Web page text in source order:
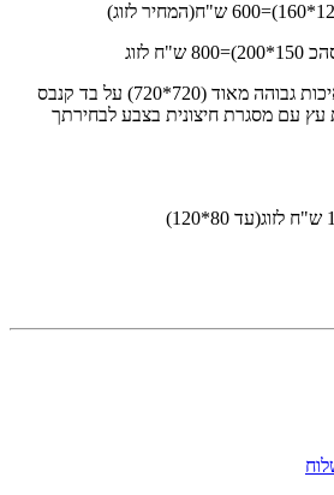
התמונות מגיעות בהדפס באיכות גבוהה מאוד (720*720) על בד קנבס
עם מסגרת חיצונית בצבע לבחירתך